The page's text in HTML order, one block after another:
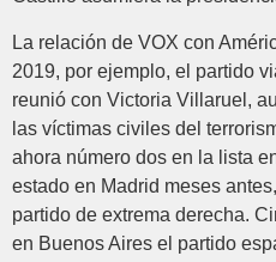
La relación de VOX con
2019, por ejemplo, el partido
reunió con Victoria Villaruel,
las víctimas civiles del
ahora número dos en la lista
estado en Madrid meses
partido de extrema derecha.
en Buenos Aires el partido